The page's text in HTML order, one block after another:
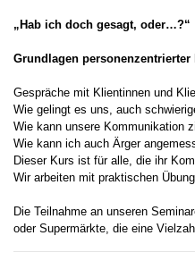
„Hab ich doch gesagt, oder…?“
Grundlagen
Gespräche mit Klientinnen und
Wie gelingt es uns, auch
Wie kann unsere Kommunikation
Wie kann ich auch Ärger
Dieser Kurs ist für alle, die ihr
Wir arbeiten mit praktischen
Die Teilnahme an unseren
oder Supermärkte, die eine